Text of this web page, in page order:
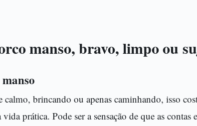
manso, bravo, limpo ou
calmo, brincando ou apenas caminhando, isso
prática. Pode ser a sensação de que as contas